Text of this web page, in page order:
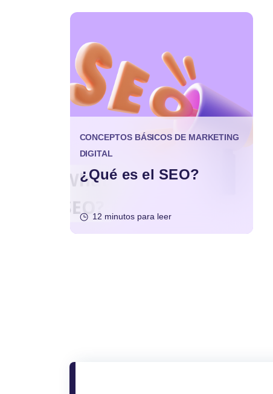
CONCEPTOS BÁSICOS DE MARKETING
DIGITAL
¿Qué es el SEO?
12 minutos para leer